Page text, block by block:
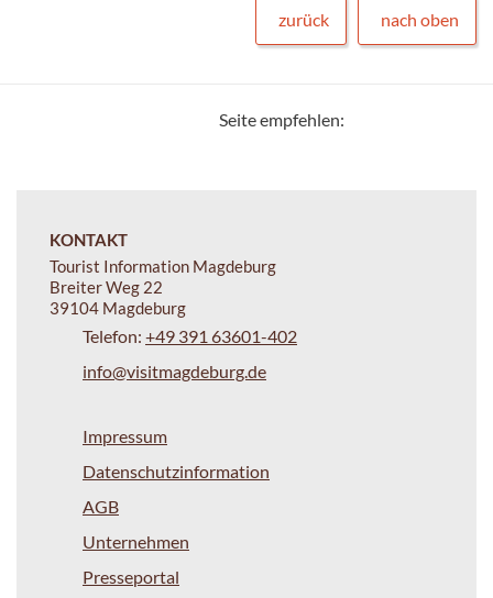
zurück nach oben
Seite empfehlen:
KONTAKT
Tourist Information Magdeburg
Breiter Weg 22
39104 Magdeburg
Telefon: +49 391 63601-402
info@visitmagdeburg.de
Impressum
Datenschutzinformation
AGB
Unternehmen
Presseportal